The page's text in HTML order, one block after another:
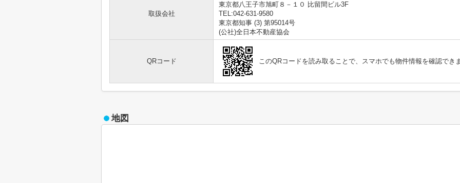
取扱会社
東京都八王子市旭町８－１０ 比留間ビル3F
TEL:042-631-9580
東京都知事 (3) 第95014号
(公社)全日本不動産協会
QRコード このQRコードを読み取ることで、スマホでも物件情報を確認でき
地図